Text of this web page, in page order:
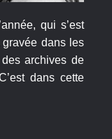
qui s’est
dans les
archives de
dans cette